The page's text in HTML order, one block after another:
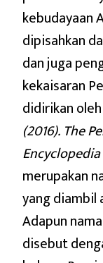
kebudayaan
dipisahkan
dan juga
kekaisaran
didirikan
(2016). The
merupakan
yang diambil
Adapun
disebut